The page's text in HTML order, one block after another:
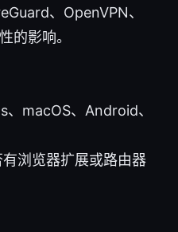
、OpenVPN、
的影响。
macOS、Android、
浏览器扩展或路由器